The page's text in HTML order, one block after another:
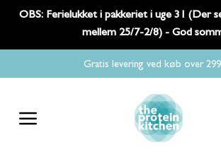
OBS: Ferielukket i pakkeriet i uge 31 (Der
mellem 25/7-2/8) - God
Gratis levering ved køb over